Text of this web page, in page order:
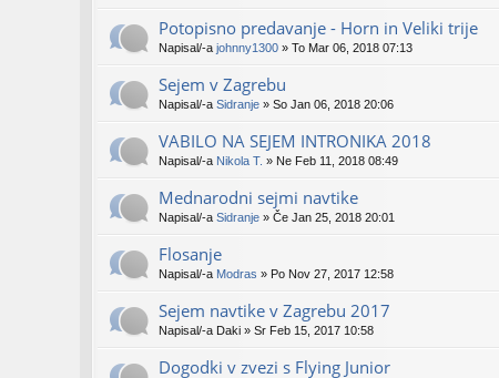
Potopisno predavanje - Horn in Veliki trije
Napisal/-a johnny1300 » To Mar 06, 2018 07:13
Sejem v Zagrebu
Napisal/-a Sidranje » So Jan 06, 2018 20:06
VABILO NA SEJEM INTRONIKA 2018
Napisal/-a Nikola T. » Ne Feb 11, 2018 08:49
Mednarodni sejmi navtike
Napisal/-a Sidranje » Če Jan 25, 2018 20:01
Flosanje
Napisal/-a Modras » Po Nov 27, 2017 12:58
Sejem navtike v Zagrebu 2017
Napisal/-a Daki » Sr Feb 15, 2017 10:58
Dogodki v zvezi s Flying Junior